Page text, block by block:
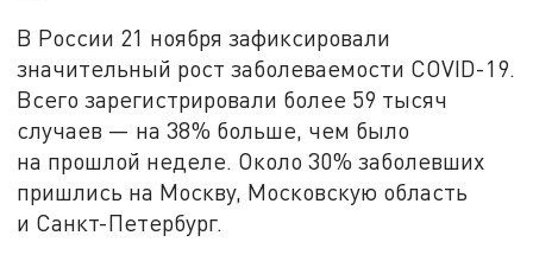
В России 21 ноября зафиксировали
значительный рост заболеваемости COVID-19.
Всего зарегистрировали более 59 тысяч
случаев — на 38% больше, чем было
на прошлой неделе. Около 30% заболевших
пришлись на Москву, Московскую область
и Санкт-Петербург.